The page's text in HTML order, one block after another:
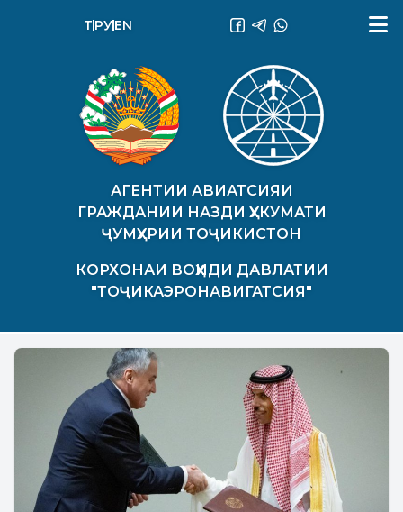
АГЕНТИИ АВИАТСИЯИ
ГРАЖДАНИИ НАЗДИ ҲУКУМАТИ
ҶУМҲУРИИ ТОҶИКИСТОН
КОРХОНАИ ВОҲИДИ ДАВЛАТИИ
"ТОҶИКАЭРОНАВИГАТСИЯ"
ТҶ РУEN